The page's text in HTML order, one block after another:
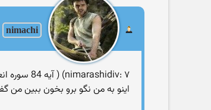
nimachi
nimarashidiv: ۷) ( آیه 84 سوره انعام )؛ این ایه در تبیین پیامبری هست نه اثبات سید بودن
اینو به من نگو برو بخون ببین من